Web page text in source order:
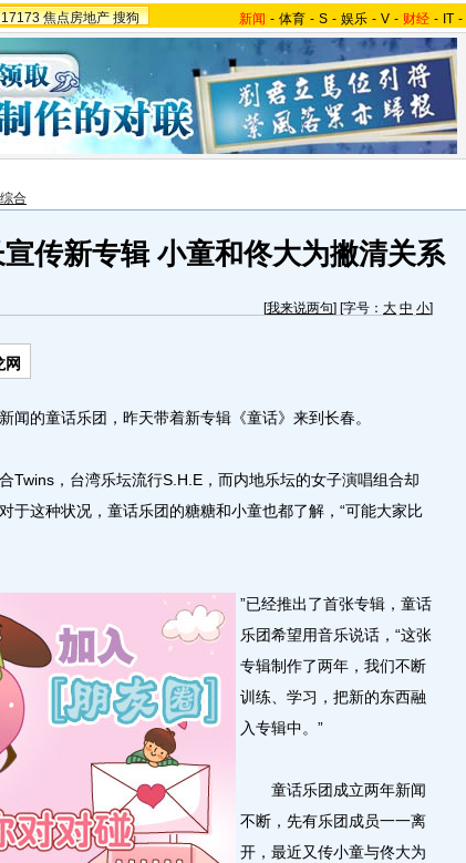
17173 焦点房地产 搜狗 新闻 - 体育 - S - 娱乐 - V - 财经 - IT -
综合
传新专辑 小童和佟大为撇清关系
[我来说两句] [字号： 大 中 小]
网
的童话乐团，昨天带着新专辑《童话》来到长春。
，台湾乐坛流行S.H.E，而内地乐坛的女子演唱组合却
于这种状况，童话乐团的糖糖和小童也都了解，“可能大家比
”已经推出了首张专辑，童话
乐团希望用音乐说话，“这张
专辑制作了两年，我们不断
训练、学习，把新的东西融
入专辑中。”
童话乐团成立两年新闻
不断，先有乐团成员一一离
开，最近又传小童与佟大为